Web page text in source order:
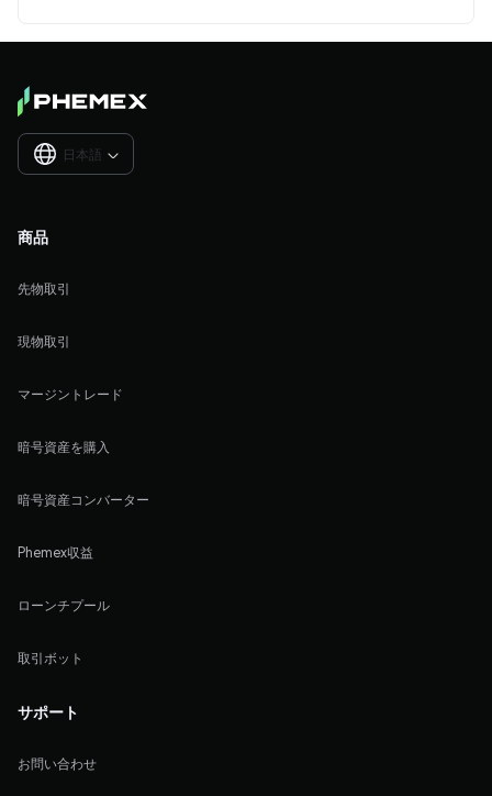
日本語 
商品
先物取引
現物取引
マージントレード
暗号資産を購入
暗号資産コンバーター
Phemex収益
ローンチプール
取引ボット
サポート
お問い合わせ